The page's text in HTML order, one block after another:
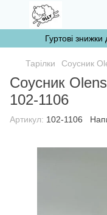
Гуртові
Тарілки Соусник
Соусник
102-1106
Артикул: 102-1106